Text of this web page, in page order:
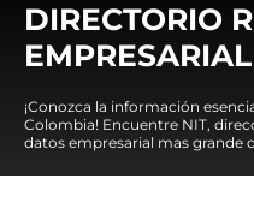
DIRECTORIO
EMPRESARIAL
¡Conozca la información
Colombia! Encuentre NIT,
datos empresarial mas grande